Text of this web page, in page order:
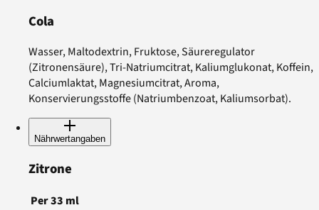
Cola
Wasser, Maltodextrin, Fruktose, Säureregulator
(Zitronensäure), Tri-Natriumcitrat, Kaliumglukonat, Koffein,
Calciumlaktat, Magnesiumcitrat, Aroma,
Konservierungsstoffe (Natriumbenzoat, Kaliumsorbat).
Nährwertangaben
Zitrone
Per33 ml